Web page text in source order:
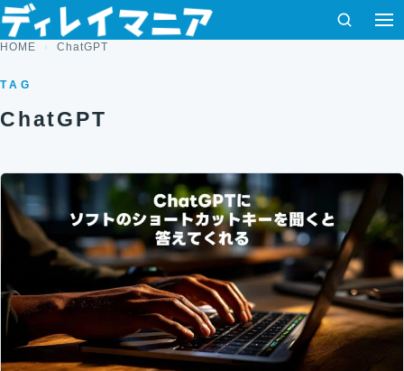
コンテンツへスキップ
検索 メ
HOME ChatGPT
TAG
ChatGPT